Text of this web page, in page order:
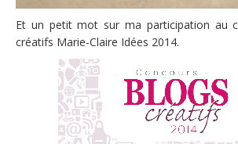
Et un petit mot sur ma participation au
créatifs Marie-Claire Idées 2014.